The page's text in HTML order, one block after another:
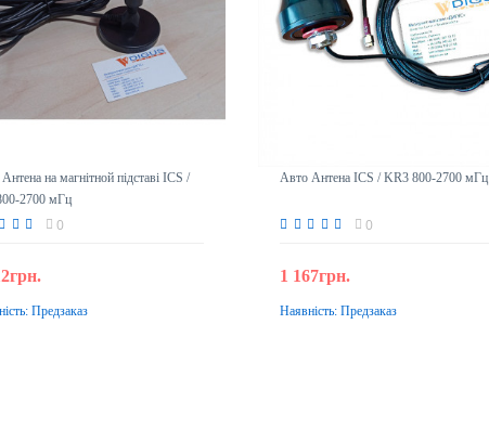
на магнітной підставі ICS /
2700 мГц
0
Передзамовлення
Предзаказ
Авто Антена ICS / KR3 800-2700 мГц
0
1 167грн.
Передзамовлення
Наявність: Предзаказ